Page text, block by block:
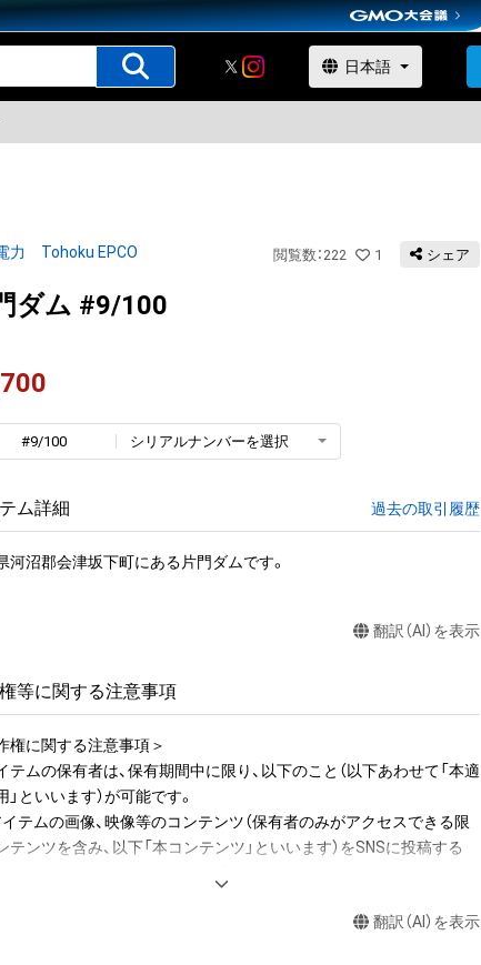
力 Tohoku EPCO 閲覧数 ： 222 1 シェア
ダム #9/100
#9/100 シリアルナンバーを選択
ム詳細 過去の取引履歴
河沼郡会津坂下町にある片門ダムです。
翻訳（AI）を表示
等に関する注意事項
権に関する注意事項＞
テムの保有者は、保有期間中に限り、以下のこと（以下あわせて「本適
」といいます）が可能です。
イテムの画像、映像等のコンテンツ（保有者のみがアクセスできる限
テンツを含み、以下「本コンテンツ」といいます）をSNSに投稿する
ンテンツを印刷したポスターを部屋に飾るなど、保有者個人が利用す
翻訳（AI）を表示